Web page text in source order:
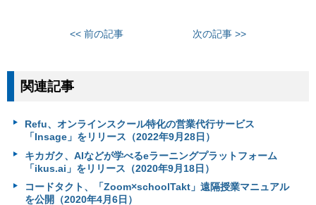
<< 前の記事 次の記事 >>
関連記事
Refu、オンラインスクール特化の営業代行サービス
「Insage」をリリース（2022年9月28日）
キカガク、AIなどが学べるeラーニングプラットフォーム
「ikus.ai」をリリース（2020年9月18日）
コードタクト、「Zoom×schoolTakt」遠隔授業マニュアル
を公開（2020年4月6日）